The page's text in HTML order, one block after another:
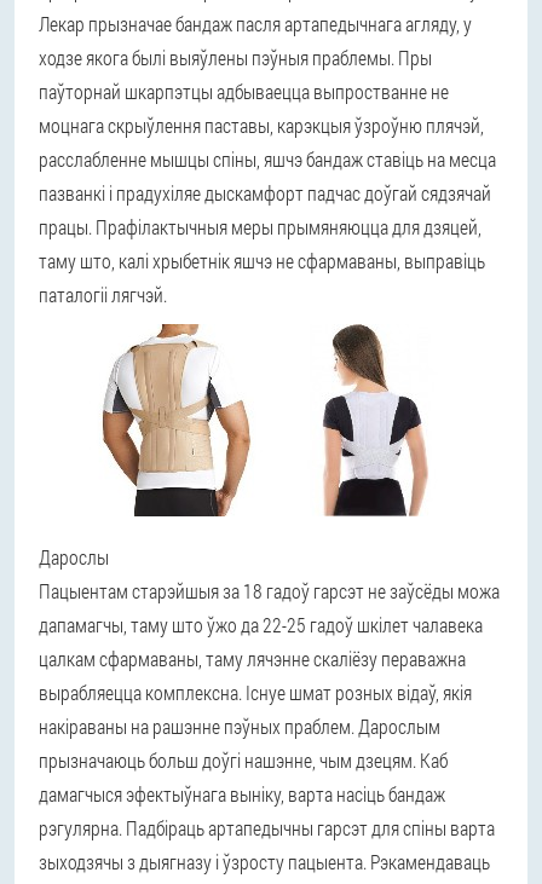
Лекар прызначае бандаж пасля артапедычнага агляду, у
ходзе якога былі выяўлены пэўныя праблемы. Пры
паўторнай шкарпэтцы адбываецца выпростванне не
моцнага скрыўлення паставы, карэкцыя ўзроўню плячэй,
расслабленне мышцы спіны, яшчэ бандаж ставіць на месца
пазванкі і прадухіляе дыскамфорт падчас доўгай сядзячай
працы. Прафілактычныя меры прымяняюцца для дзяцей,
таму што, калі хрыбетнік яшчэ не сфармаваны, выправіць
паталогіі лягчэй.
Дарослы
Пацыентам старэйшыя за 18 гадоў гарсэт не заўсёды можа
дапамагчы, таму што ўжо да 22-25 гадоў шкілет чалавека
цалкам сфармаваны, таму лячэнне скаліёзу пераважна
вырабляецца комплексна. Існуе шмат розных відаў, якія
накіраваны на рашэнне пэўных праблем. Дарослым
прызначаюць больш доўгі нашэнне, чым дзецям. Каб
дамагчыся эфектыўнага выніку, варта насіць бандаж
рэгулярна. Падбіраць артапедычны гарсэт для спіны варта
зыходзячы з дыягназу і ўзросту пацыента. Рэкамендаваць